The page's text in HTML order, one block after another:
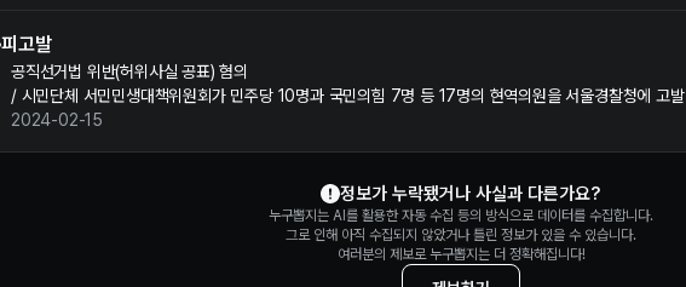
피고발
공직선거법 위반(허위사실 공표) 혐의
/ 시민단체 서민민생대책위원회가 민주당 10명과 국민의힘 7명 등 17명의 현역의원을 서울경찰청에 고발
2024-02-15
정보가 누락됐거나 사실과 다른가요?
누구뽑지는 AI를 활용한 자동 수집 등의 방식으로 데이터를 수집합니다.
그로 인해 아직 수집되지 않았거나 틀린 정보가 있을 수 있습니다.
여러분의 제보로 누구뽑지는 더 정확해집니다!